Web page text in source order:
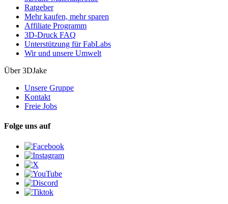
Ratgeber
Mehr kaufen, mehr sparen
Affiliate Programm
3D-Druck FAQ
Unterstützung für FabLabs
Wir und unsere Umwelt
Über 3DJake
Unsere Gruppe
Kontakt
Freie Jobs
Folge uns auf